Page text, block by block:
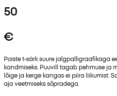
50
€
Poiste t-särk suure jalgpalligraafikaga
kandmiseks. Puuvill tagab pehmuse ja
lõige ja kerge kangas ei piira liikumist.
aja veetmiseks sõpradega.